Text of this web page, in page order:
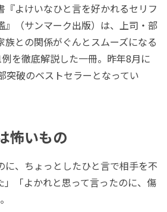
よけいなひと言を好かれるセリフ
』（サンマーク出版）は、上司・部
族との関係がぐんとスムーズになる
例を徹底解説した一冊。昨年8月に
突破のベストセラーとなってい
怖いもの
、ちょっとしたひと言で相手を不
」「よかれと思って言ったのに、傷